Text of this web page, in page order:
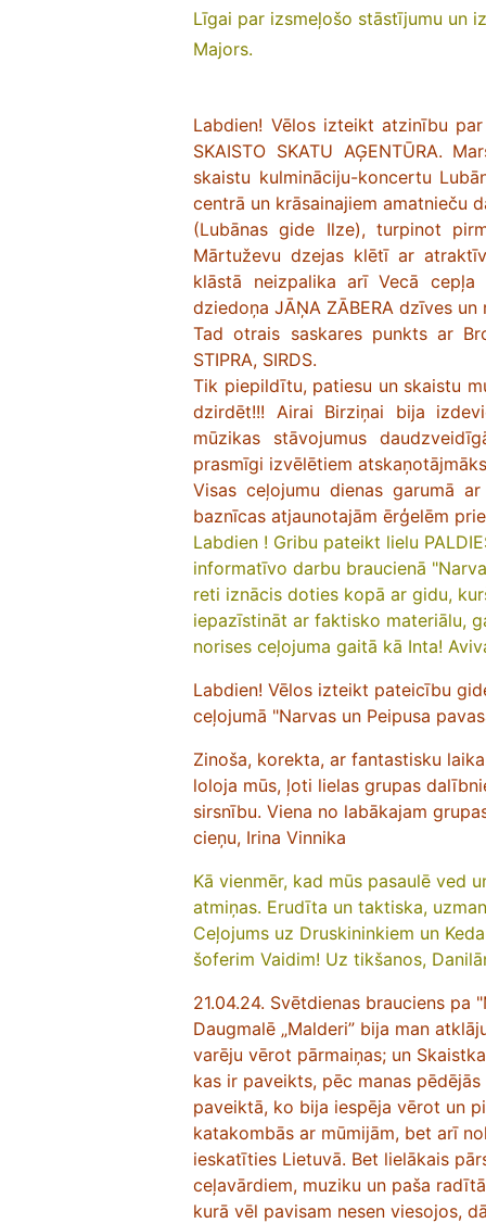
Līgai par izsmeļošo stāstījumu un
Majors.
Labdien! Vēlos izteikt atzinību
SKAISTO SKATU AĢENTŪRA.
skaistu kulmināciju-koncertu
centrā un krāsainajiem amatnieču
(Lubānas gide Ilze), turpinot
Mārtuževu dzejas klētī ar
klāstā neizpalika arī Vecā cepļa
dziedoņa JĀŅA ZĀBERA dzīves
Tad otrais saskares punkts ar
STIPRA, SIRDS.
Tik piepildītu, patiesu un skaistu
dzirdēt!!! Airai Birziņai bija
mūzikas stāvojumus
prasmīgi izvēlētiem
Visas ceļojumu dienas garumā
baznīcas atjaunotajām ērģelēm
Labdien ! Gribu pateikt lielu
informatīvo darbu braucienā
reti iznācis doties kopā ar gidu,
iepazīstināt ar faktisko materiālu,
norises ceļojuma gaitā kā Inta!
Labdien! Vēlos izteikt pateicību
ceļojumā "Narvas un Peipusa
Zinoša, korekta, ar fantastisku
loloja mūs, ļoti lielas grupas
sirsnību. Viena no labākajam
cieņu, Irina Vinnika
Kā vienmēr, kad mūs pasaulē ved
atmiņas. Erudīta un taktiska,
Ceļojums uz Druskininkiem un
šoferim Vaidim! Uz tikšanos,
21.04.24. Svētdienas brauciens
Daugmalē „Malderi” bija man
varēju vērot pārmaiņas; un
kas ir paveikts, pēc manas
paveiktā, ko bija iespēja vērot un
katakombās ar mūmijām, bet arī
ieskatīties Lietuvā. Bet lielākais
ceļavārdiem, muziku un paša
kurā vēl pavisam nesen viesojos,